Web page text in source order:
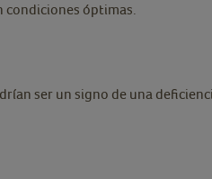
óptimas.
ser un signo de una